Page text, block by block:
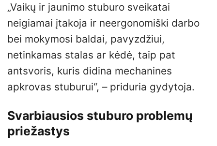
„Vaikų ir jaunimo stuburo sveikatai
neigiamai įtakoja ir neergonomiški darbo
bei mokymosi baldai, pavyzdžiui,
netinkamas stalas ar kėdė, taip pat
antsvoris, kuris didina mechanines
apkrovas stuburui“, – priduria gydytoja.
Svarbiausios stuburo problemų
priežastys